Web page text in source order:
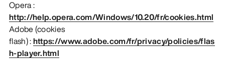
Opera :
http://help.opera.com/Windows/10.20/fr/cookies.html
Adobe (cookies
flash) :https://www.adobe.com/fr/privacy/policies/flas
h-player.html